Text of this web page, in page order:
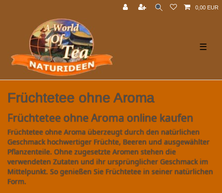
0,00 EUR
☰
Früchtetee ohne Aroma
Früchtetee ohne Aroma online kaufen
Früchtetee ohne Aroma überzeugt durch den natürlichen
Geschmack hochwertiger Früchte, Beeren und ausgewählter
Pflanzenteile. Ohne zugesetzte Aromen stehen die
verwendeten Zutaten und ihr ursprünglicher Geschmack im
Mittelpunkt. So genießen Sie Früchtetee in seiner natürlichen
Form.